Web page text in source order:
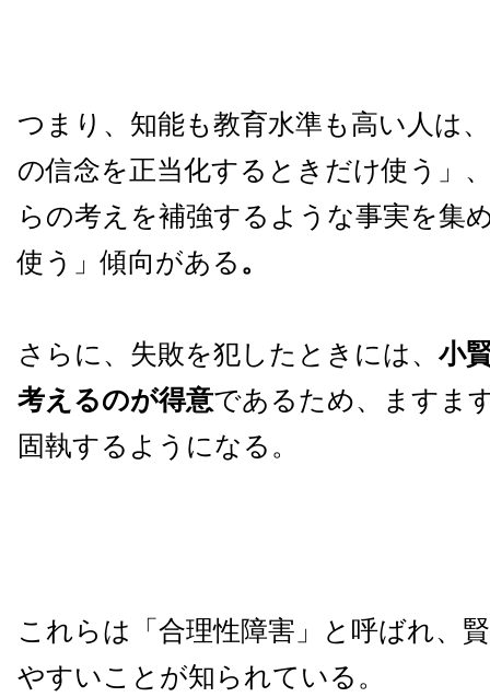
つまり、知能も教育水準も高い人は
の信念を正当化するときだけ使う」
らの考えを補強するような事実を集
使う」傾向がある 。
さらに、失敗を犯したときには、 小
考えるのが得意であるため、ますま
固執するようになる。
これらは「合理性障害」と呼ばれ、
やすいことが知られている。